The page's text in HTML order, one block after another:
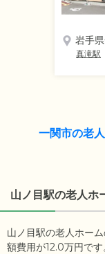
岩手
真滝駅
一関市の老
山ノ目駅の老人ホ
山ノ目駅の老人ホー
額費用が12.0万円で